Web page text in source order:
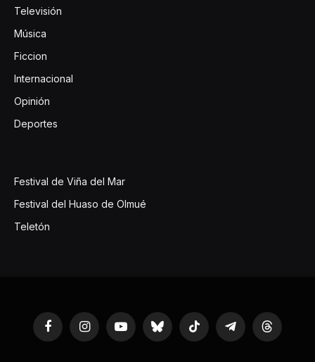
Televisión
Música
Ficcion
Internacional
Opinión
Deportes
Festival de Viña del Mar
Festival del Huaso de Olmué
Teletón
FacebookInstagramYouTubeBluesky TikTok TelegramThreads